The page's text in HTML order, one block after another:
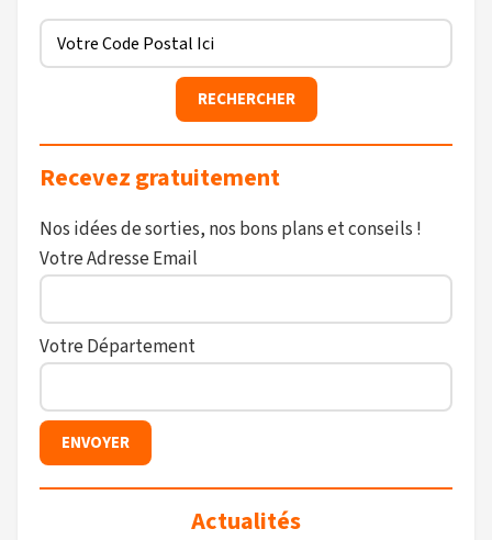
Recevez gratuitement
Nos idées de sorties, nos bons plans et conseils !
Votre Adresse Email
Votre Département
Actualités